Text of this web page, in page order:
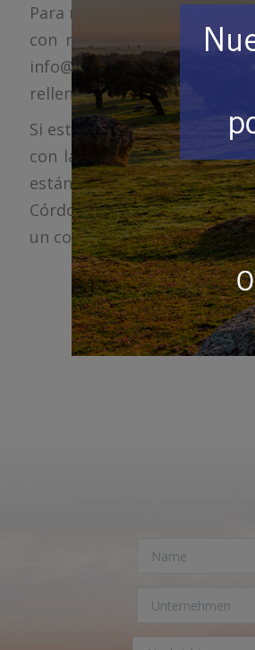
Para más información y
con nosotros. Lo puede
rellenando el cuestionario
Si estás buscando una
con la naturaleza, no lo
están diseñadas y
Córdoba o los pueblos de
un confortable y mullido